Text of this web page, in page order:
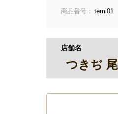
商品番号： temi01
店舗名
つきぢ